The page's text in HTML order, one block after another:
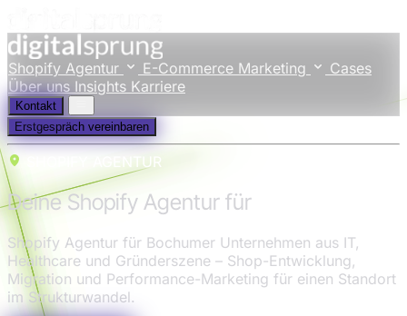
Shopify Agentur E-Commerce Marketing
Cases
Über uns Insights Karriere
Kontakt
Erstgespräch vereinbaren
SHOPIFY AGENTUR
Deine Shopify Agentur für
Shopify Agentur für Bochumer Unternehmen aus IT,
Healthcare und Gründerszene – Shop-Entwicklung,
Migration und Performance-Marketing für einen Standort
im Strukturwandel.